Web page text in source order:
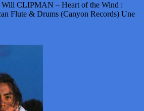
CLIPMAN – Heart of the Wind :
Flute & Drums (Canyon Records) Une